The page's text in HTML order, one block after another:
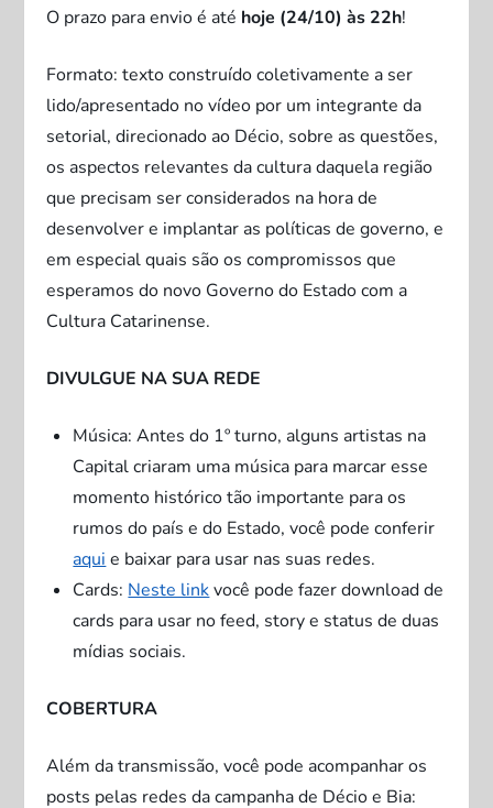
O prazo para envio é até hoje (24/10) às 22h!
Formato: texto construído coletivamente a ser
lido/apresentado no vídeo por um integrante da
setorial, direcionado ao Décio, sobre as questões,
os aspectos relevantes da cultura daquela região
que precisam ser considerados na hora de
desenvolver e implantar as políticas de governo, e
em especial quais são os compromissos que
esperamos do novo Governo do Estado com a
Cultura Catarinense.
DIVULGUE NA SUA REDE
Música: Antes do 1º turno, alguns artistas na
Capital criaram uma música para marcar esse
momento histórico tão importante para os
rumos do país e do Estado, você pode conferir
aqui e baixar para usar nas suas redes.
Cards: Neste linkvocê pode fazer download de
cards para usar no feed, story e status de duas
mídias sociais.
COBERTURA
Além da transmissão, você pode acompanhar os
posts pelas redes da campanha de Décio e Bia: